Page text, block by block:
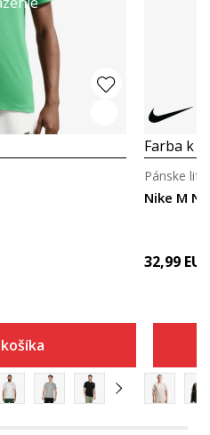
Farba k
Nike M NK
Pánske
32,99 EUR